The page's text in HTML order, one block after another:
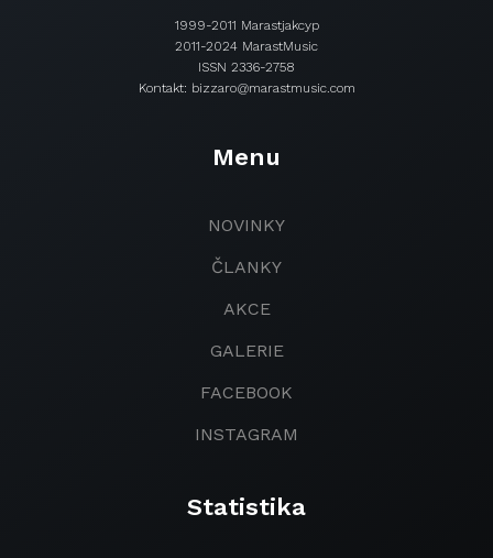
1999-2011 Marastjakcyp
2011-2024 MarastMusic
ISSN 2336-2758
Kontakt: bizzaro@marastmusic.com
Menu
NOVINKY
ČLANKY
AKCE
GALERIE
FACEBOOK
INSTAGRAM
Statistika